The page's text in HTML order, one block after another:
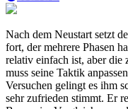
Nach dem Neustart setzt
fort, der mehrere Phasen
relativ einfach ist, aber die
muss seine Taktik
Versuchen gelingt es ihm
sehr zufrieden stimmt. Er